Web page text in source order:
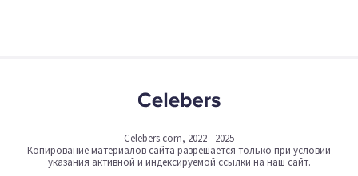
Celebers.com, 2022 - 2025
Копирование материалов сайта разрешается только при условии
указания активной и индексируемой ссылки на наш сайт.